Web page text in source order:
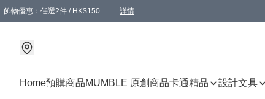
飾物優惠：任選2件 / HK$150 詳情
Home預購商品MUMBLE 原創商品卡通精品 設計文具